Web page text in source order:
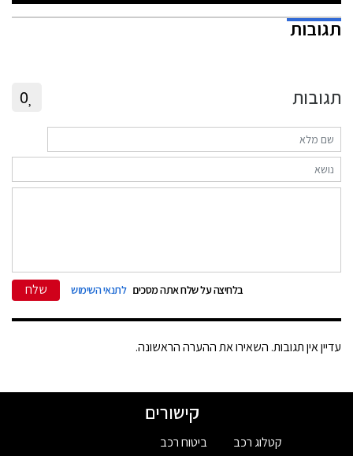
תגובות
תגובות 0
בלחיצה על שלח אתה מסכים לתנאי השימוש שלח
עדיין אין תגובות. השאירו את ההערה הראשונה.
קישורים
קטלוג רכב
ביטוח רכב